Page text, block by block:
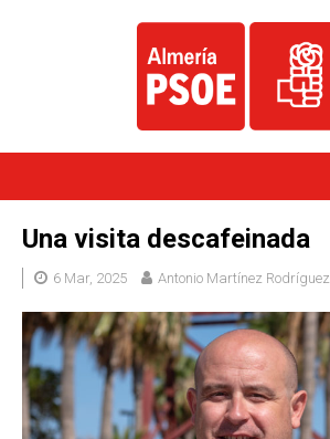
Una visita descafeinada
6 Mar, 2025 Antonio Martínez Rodríguez